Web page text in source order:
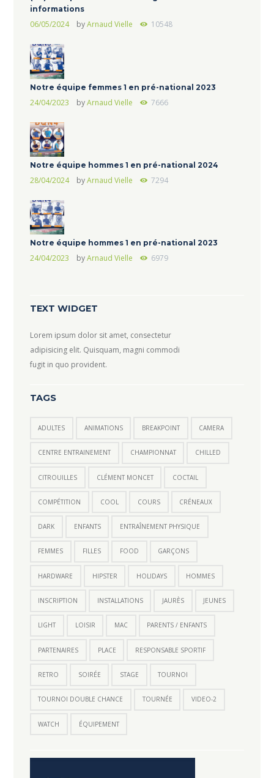
informations
06/05/2024 byArnaud Vielle 10548
Notre équipe femmes 1 en pré-national 2023
24/04/2023 byArnaud Vielle 7666
Notre équipe hommes 1 en pré-national 2024
28/04/2024 byArnaud Vielle 7294
Notre équipe hommes 1 en pré-national 2023
24/04/2023 byArnaud Vielle 6979
TEXT WIDGET
Lorem ipsum dolor sit amet, consectetur
adipisicing elit. Quisquam, magni commodi
fugit in quo provident.
TAGS
ADULTES ANIMATIONS BREAKPOINT CAMERA
CENTRE ENTRAINEMENT CHAMPIONNAT CHILLED
CITROUILLES CLÉMENT MONCET COCTAIL
COMPÉTITION COOL COURS CRÉNEAUX
DARK ENFANTS ENTRAÎNEMENT PHYSIQUE
FEMMES FILLES FOOD GARÇONS
HARDWARE HIPSTER HOLIDAYS HOMMES
INSCRIPTION INSTALLATIONS JAURÈS JEUNES
LIGHT LOISIR MAC PARENTS / ENFANTS
PARTENAIRES PLACE RESPONSABLE SPORTIF
RETRO SOIRÉE STAGE TOURNOI
TOURNOI DOUBLE CHANCE TOURNÉE VIDEO-2
WATCH ÉQUIPEMENT